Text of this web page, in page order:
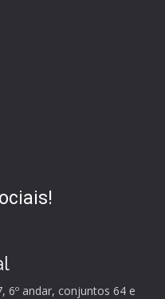
6º andar, conjuntos 64 e